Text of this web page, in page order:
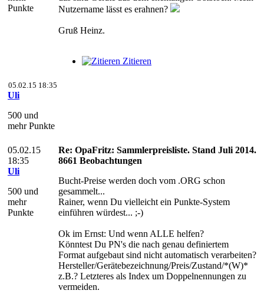
Punkte
Nutzername lässt es erahnen?
Gruß Heinz.
Zitieren
05.02.15 18:35
Uli
500 und
mehr Punkte
05.02.15
18:35
Uli
500 und
mehr
Punkte
Re: OpaFritz: Sammlerpreisliste. Stand Juli 2014.
8661 Beobachtungen
Bucht-Preise werden doch vom .ORG schon
gesammelt...
Rainer, wenn Du vielleicht ein Punkte-System
einführen würdest... ;-)
Ok im Ernst: Und wenn ALLE helfen?
Könntest Du PN's die nach genau definiertem
Format aufgebaut sind nicht automatisch verarbeiten?
Hersteller/Gerätebezeichnung/Preis/Zustand/*(W)*
z.B.? Letzteres als Index um Doppelnennungen zu
vermeiden.